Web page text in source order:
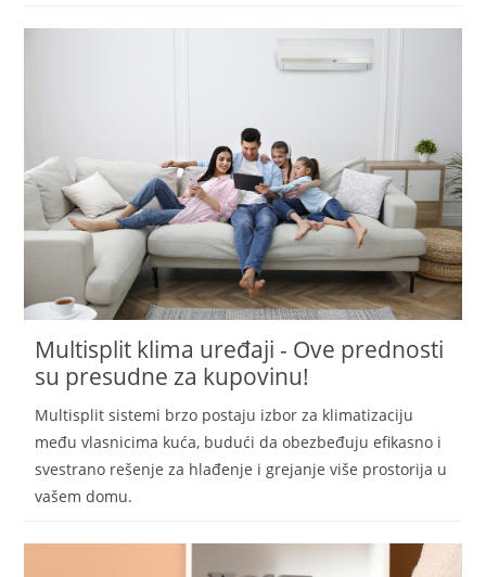
Multisplit klima uređaji - Ove prednosti
su presudne za kupovinu!
Multisplit sistemi brzo postaju izbor za klimatizaciju
među vlasnicima kuća, budući da obezbeđuju efikasno i
svestrano rešenje za hlađenje i grejanje više prostorija u
vašem domu.